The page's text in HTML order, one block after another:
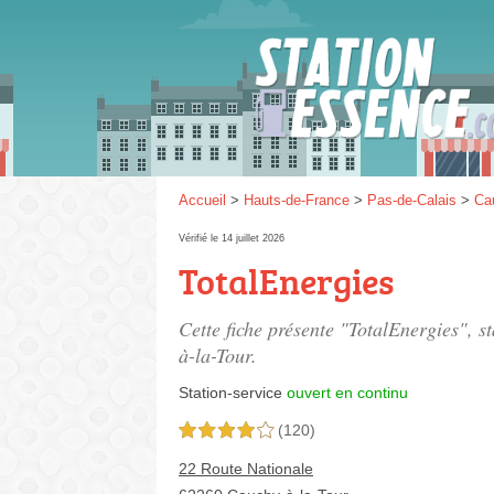
Accueil > Hauts-de-France > Pas-de-Calais >
Vérifié le 14 juillet 2026
TotalEnergies
Cette fiche présente "TotalEnergies",
à-la-Tour.
Station-service ouvert en continu
4,0 étoiles sur 5 (120)
22 Route Nationale
SP